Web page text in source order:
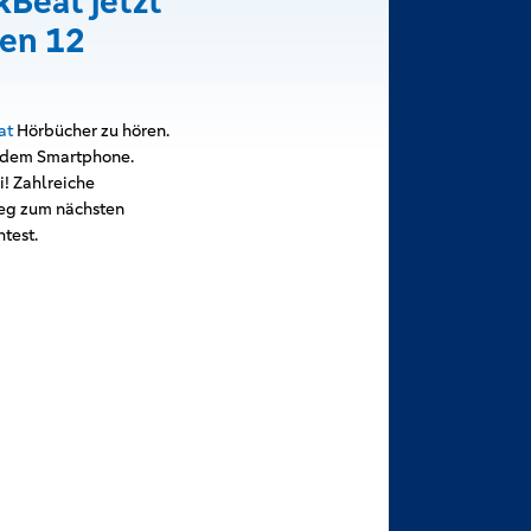
12
Hörbücher zu hören.
Smartphone.
Zahlreiche
zum nächsten